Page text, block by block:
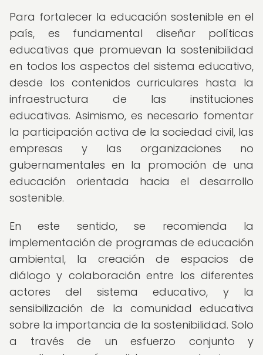
Para fortalecer la educación sostenible en el
país, es fundamental diseñar políticas
educativas que promuevan la sostenibilidad
en todos los aspectos del sistema educativo,
desde los contenidos curriculares hasta la
infraestructura de las instituciones
educativas. Asimismo, es necesario fomentar
la participación activa de la sociedad civil, las
empresas y las organizaciones no
gubernamentales en la promoción de una
educación orientada hacia el desarrollo
sostenible.
En este sentido, se recomienda la
implementación de programas de educación
ambiental, la creación de espacios de
diálogo y colaboración entre los diferentes
actores del sistema educativo, y la
sensibilización de la comunidad educativa
sobre la importancia de la sostenibilidad. Solo
a través de un esfuerzo conjunto y